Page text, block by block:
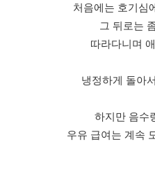
처음에는 호기심
그 뒤로는
따라다니며
냉정하게 돌아
하지만 음수
우유 급여는 계속